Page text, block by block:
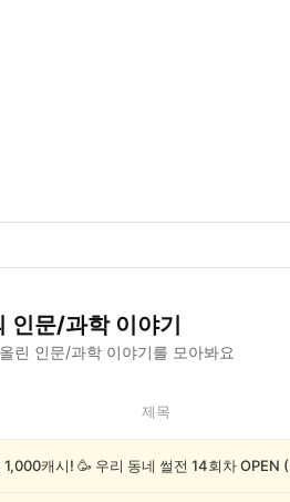
인문/과학이야기
린 인문/과학 이야기를 모아봐요
제목